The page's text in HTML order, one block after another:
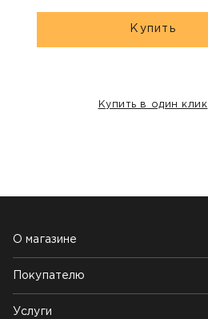
Купить
Купить в один клик
О магазине
Почему выбирают нас
Контакты
Блог
Покупателю
Возврат товара
Услуги